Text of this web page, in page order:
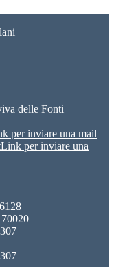
delle Fonti
per inviare una mail
Link per inviare una